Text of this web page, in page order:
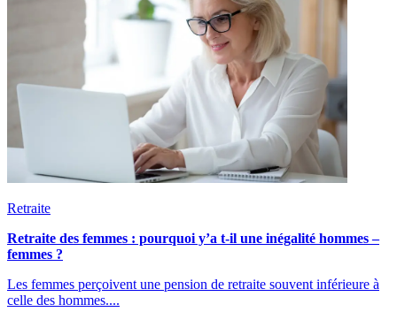
Retraite
Retraite des femmes : pourquoi y’a t-il une inégalité hommes –
femmes ?
Les femmes perçoivent une pension de retraite souvent inférieure à
celle des hommes....